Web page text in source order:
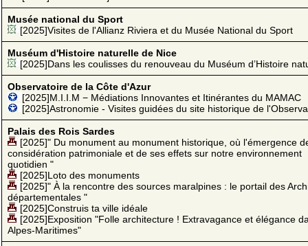
Musée national du Sport
[2025]Visites de l'Allianz Riviera et du Musée National du Sport
Muséum d'Histoire naturelle de Nice
[2025]Dans les coulisses du renouveau du Muséum d’Histoire
Observatoire de la Côte d'Azur
[2025]M.I.I.M − Médiations Innovantes et Itinérantes du MAMAC
[2025]Astronomie - Visites guidées du site historique de
Palais des Rois Sardes
[2025]" Du monument au monument historique, où l'émergence
considération patrimoniale et de ses effets sur notre environnement
quotidien "
[2025]Loto des monuments
[2025]" À la rencontre des sources maralpines : le portail des
départementales "
[2025]Construis ta ville idéale
[2025]Exposition "Folle architecture ! Extravagance et élégance
Alpes-Maritimes"